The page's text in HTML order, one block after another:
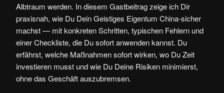
Albtraum werden. In diesem Gastbeitrag zeige ich Dir
praxisnah, wie Du Dein Geistiges Eigentum China-sicher
machst — mit konkreten Schritten, typischen Fehlern und
einer Checkliste, die Du sofort anwenden kannst. Du
erfährst, welche Maßnahmen sofort wirken, wo Du Zeit
investieren musst und wie Du Deine Risiken minimierst,
ohne das Geschäft auszubremsen.